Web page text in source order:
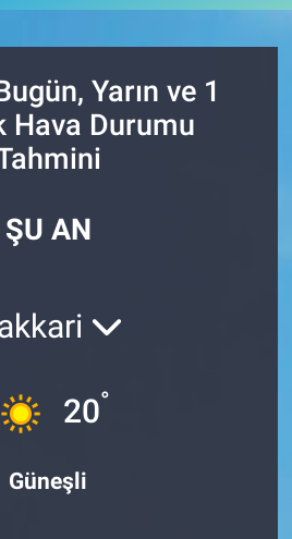
Yarın ve 1
Hava Durumu
ŞU AN
20°
Güneşli
ve Fikstür